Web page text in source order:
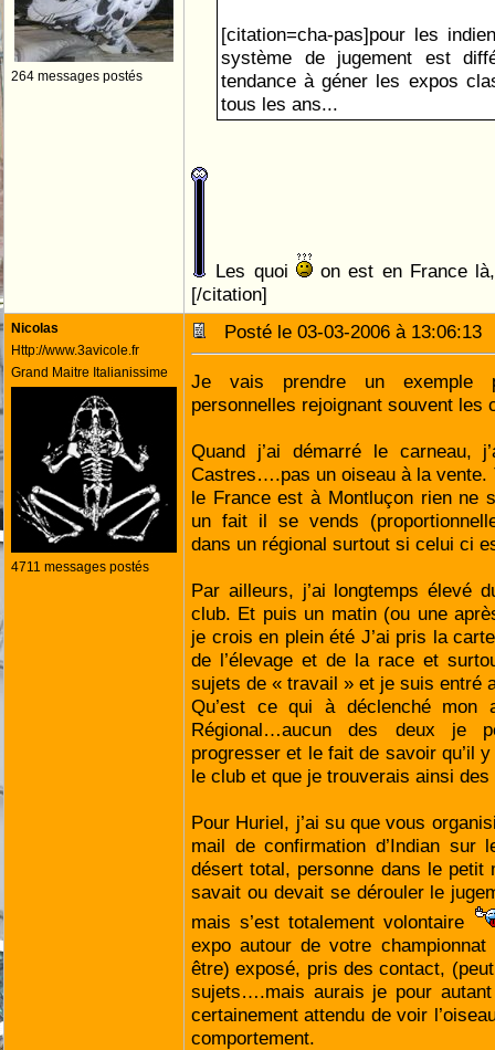
264 messages postés
[citation=cha-pas]pour les
système de jugement est
tendance à géner les expos
tous les ans...
Les quoi
on est en France
[/citation]
Nicolas
Http://www.3avicole.fr
Grand Maitre Italianissime
4711 messages postés
Posté le 03-03-2006 à
Je vais prendre un exemple
personnelles rejoignant souvent les
Quand j’ai démarré le carneau,
Castres….pas un oiseau à la vente.
le France est à Montluçon rien ne
un fait il se vends
dans un régional surtout si celui ci
Par ailleurs, j’ai longtemps élevé
club. Et puis un matin (ou une
je crois en plein été J’ai pris la
de l’élevage et de la race et
sujets de « travail » et je suis entré
Qu’est ce qui à déclenché mon
Régional…aucun des deux je
progresser et le fait de savoir qu’il
le club et que je trouverais ainsi
Pour Huriel, j’ai su que vous
mail de confirmation d’Indian sur
désert total, personne dans le petit
savait ou devait se dérouler le
mais s’est totalement volontaire
expo autour de votre championnat
être) exposé, pris des contact,
sujets….mais aurais je pour
certainement attendu de voir
comportement.